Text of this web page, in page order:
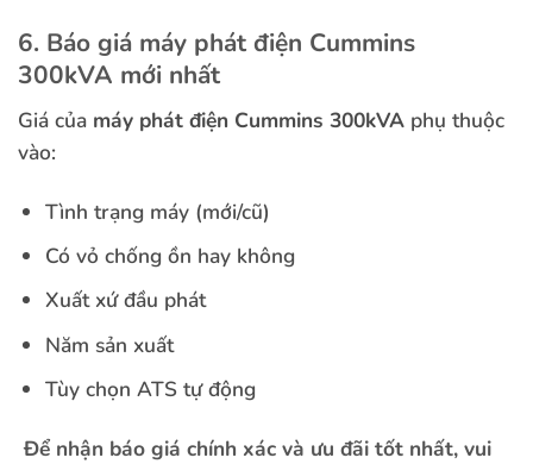
6. Báo giá máy phát điện Cummins
300kVA mới nhất
Giá của máy phát điện Cummins 300kVA phụ thuộc
vào:
Tình trạng máy (mới/cũ)
Có vỏ chống ồn hay không
Xuất xứ đầu phát
Năm sản xuất
Tùy chọn ATS tự động
Để nhận báo giá chính xác và ưu đãi tốt nhất, vui